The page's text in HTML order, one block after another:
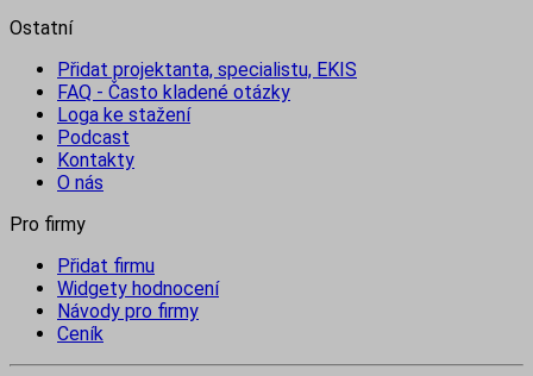
Ostatní
Přidat projektanta, specialistu, EKIS
FAQ - Často kladené otázky
Loga ke stažení
Podcast
Kontakty
O nás
Pro firmy
Přidat firmu
Widgety hodnocení
Návody pro firmy
Ceník